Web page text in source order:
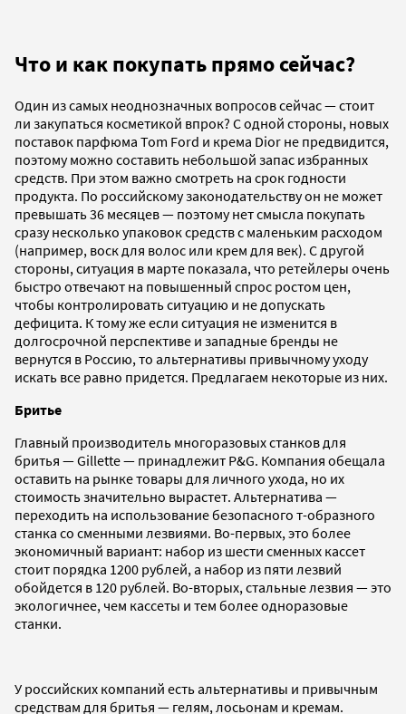
Что и как покупать прямо сейчас?
Один из самых неоднозначных вопросов сейчас — стоит
ли закупаться косметикой впрок? С одной стороны, новых
поставок парфюма Tom Ford и крема Dior не предвидится,
поэтому можно составить небольшой запас избранных
средств. При этом важно смотреть на срок годности
продукта. По российскому законодательству он не может
превышать 36 месяцев — поэтому нет смысла покупать
сразу несколько упаковок средств с маленьким расходом
(например, воск для волос или крем для век). С другой
стороны, ситуация в марте показала, что ретейлеры очень
быстро отвечают на повышенный спрос ростом цен,
чтобы контролировать ситуацию и не допускать
дефицита. К тому же если ситуация не изменится в
долгосрочной перспективе и западные бренды не
вернутся в Россию, то альтернативы привычному уходу
искать все равно придется. Предлагаем некоторые из них.
Бритье
Главный производитель многоразовых станков для
бритья — Gillette — принадлежит P&G. Компания обещала
оставить на рынке товары для личного ухода, но их
стоимость значительно вырастет. Альтернатива —
переходить на использование безопасного т-образного
станка со сменными лезвиями. Во-первых, это более
экономичный вариант: набор из шести сменных кассет
стоит порядка 1200 рублей, а набор из пяти лезвий
обойдется в 120 рублей. Во-вторых, стальные лезвия — это
экологичнее, чем кассеты и тем более одноразовые
станки.
У российских компаний есть альтернативы и привычным
средствам для бритья — гелям, лосьонам и кремам.